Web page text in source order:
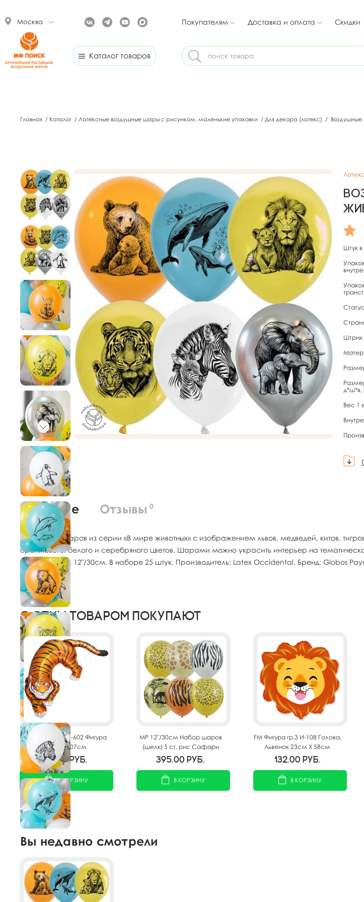
Москва Покупателям Доставка и оплата Скидки
Каталог товаров
Главная / Каталог / Латексные воздушные шары с рисунком, маленькие упаковки / Для декора (латекс) / Воздушные
Штук в
Штрих
д*ш*в,
Вес 1
О товаре Отзывы 0
Ассорти из шаров из серии «В мире животных» с изображением львов, медведей, китов,
оранжевого, белого и серебряного цветов. Шарами можно украсить интерьер на
саду. Размер: 12"/30см. В наборе 25 штук. Производитель: Latex Occidental. Бренд: Globos
С этим товаром покупают
FM Фигура гр.2 И-602 Фигура
Тигр 42"/107см
169.00руб.
В КОРЗИНУ
MP 12"/30см Набор шаров
(шелк) 5 ст. рис Сафари
25шт
395.00 руб.
В КОРЗИНУ
FM Фигура гр.3 И-108 Голова,
Львенок 23см X 58см
132.00 руб.
В КОРЗИНУ
Вы недавно смотрели